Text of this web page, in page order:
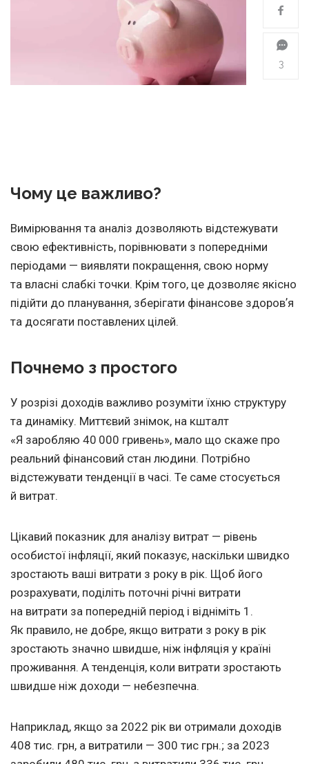
3
Чому це важливо?
Вимірювання та аналіз дозволяють відстежувати
свою ефективність, порівнювати з попередніми
періодами — виявляти покращення, свою норму
та власні слабкі точки. Крім того, це дозволяє якісно
підійти до планування, зберігати фінансове здоровʼя
та досягати поставлених цілей.
Почнемо з простого
У розрізі доходів важливо розуміти їхню структуру
та динаміку. Миттєвий знімок, на кшталт
«Я заробляю 40 000 гривень», мало що скаже про
реальний фінансовий стан людини. Потрібно
відстежувати тенденції в часі. Те саме стосується
й витрат.
Цікавий показник для аналізу витрат — рівень
особистої інфляції, який показує, наскільки швидко
зростають ваші витрати з року в рік. Щоб його
розрахувати, поділіть поточні річні витрати
на витрати за попередній період і відніміть 1.
Як правило, не добре, якщо витрати з року в рік
зростають значно швидше, ніж інфляція у країні
проживання. А тенденція, коли витрати зростають
швидше ніж доходи — небезпечна.
Наприклад, якщо за 2022 рік ви отримали доходів
408 тис. грн, а витратили — 300 тис грн.; за 2023